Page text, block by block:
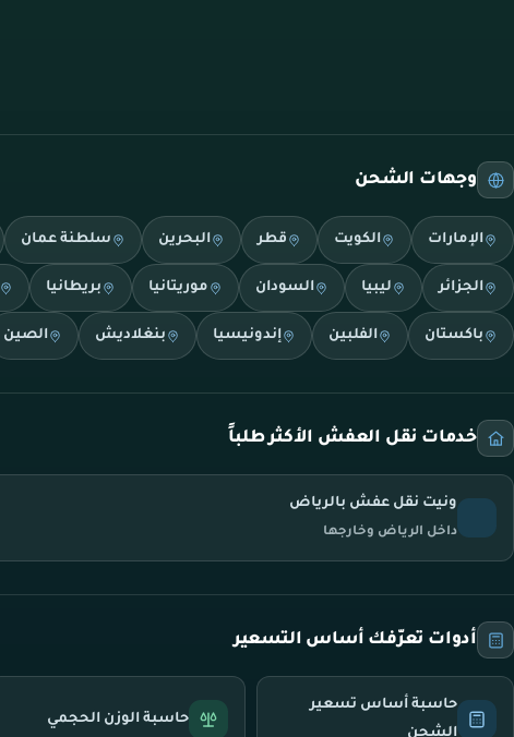
وجهات الشحن
الإمارات الكويت قطر البحرين سلطنة عمان
الجزائر ليبيا السودان موريتانيا بريطانيا
باكستان الفلبين إندونيسيا بنغلاديش الصين
خدمات نقل العفش الأكثر طلباً
ونيت نقل عفش بالرياض
داخل الرياض وخارجها
أدوات تعرّفك أساس التسعير
حاسبة أساس تسعير
الشحن
حاسبة الوزن الحجمي